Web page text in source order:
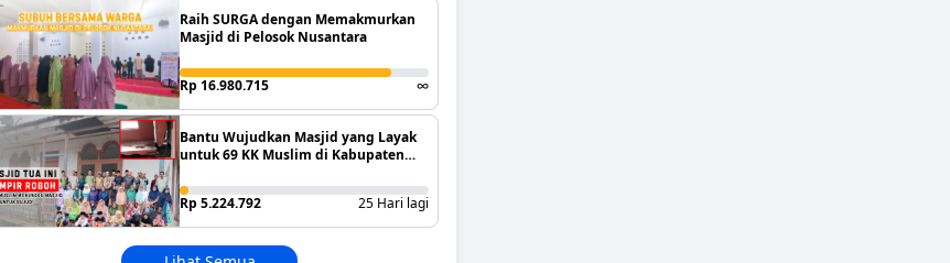
Raih SURGA dengan Memakmurkan
Masjid di Pelosok Nusantara
Rp 16.980.715 ∞
Bantu Wujudkan Masjid yang Layak
untuk 69 KK Muslim di Kabupaten
Rp 5.224.792
25 Hari lagi